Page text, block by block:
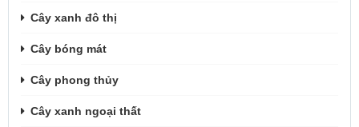
Cây xanh đô thị
Cây bóng mát
Cây phong thủy
Cây xanh ngoại thất